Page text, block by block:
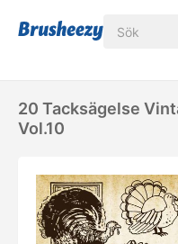
20 Tacksägelse
Vol.10